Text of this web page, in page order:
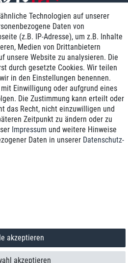
am nächsten Werktag
Versand
mit Garantie
8989 96160*
von Montag bis Freitag von 9 Uhr - 18 Uhr.
TEN Computervertrieb GmbH
Technologien auf unserer
Daten von
(z.B. IP-Adresse), um z.B. Inhalte
Medien von Drittanbietern
unsere Website zu analysieren. Die
durch gesetzte Cookies. Wir teilen
in den Einstellungen benennen.
Einwilligung oder aufgrund eines
Die Zustimmung kann erteilt oder
das Recht, nicht einzuwilligen und
Zeitpunkt zu ändern oder zu
Impressum und weitere Hinweise
Daten in unserer Daten­schutz­
akzeptieren
akzeptieren